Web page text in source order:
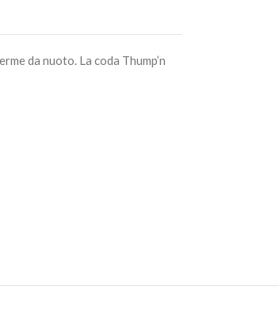
da nuoto. La coda Thump’n